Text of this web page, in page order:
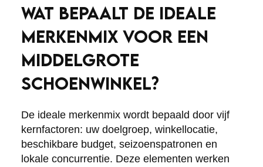
WAT BEPAALT DE IDEALE
MERKENMIX VOOR EEN
MIDDELGROTE
SCHOENWINKEL?
De ideale merkenmix wordt bepaald door vijf
kernfactoren: uw doelgroep, winkellocatie,
beschikbare budget, seizoenspatronen en
lokale concurrentie. Deze elementen werken